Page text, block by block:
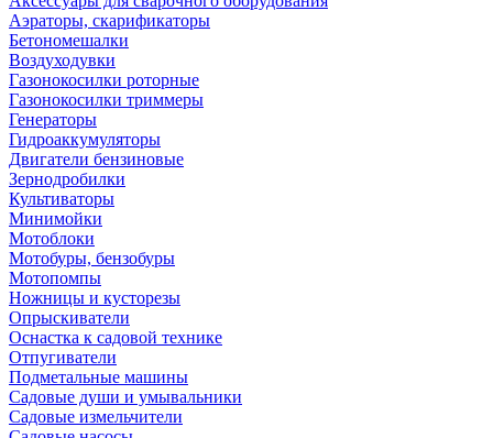
Аэраторы, скарификаторы
Бетономешалки
Воздуходувки
Газонокосилки роторные
Газонокосилки триммеры
Генераторы
Гидроаккумуляторы
Двигатели бензиновые
Зернодробилки
Культиваторы
Минимойки
Мотоблоки
Мотобуры, бензобуры
Мотопомпы
Ножницы и кусторезы
Опрыскиватели
Оснастка к садовой технике
Отпугиватели
Подметальные машины
Садовые души и умывальники
Садовые измельчители